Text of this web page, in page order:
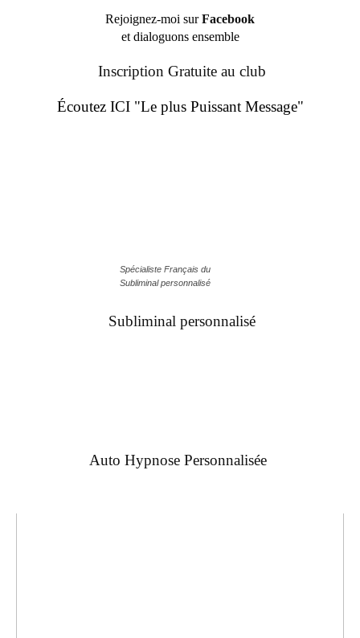
Rejoignez-moi surFacebook
et dialoguons ensemble
Inscription Gratuite au club
Écoutez ICI "Le plus Puissant Message"
Spécialiste Français du
Subliminal personnalisé
Subliminal personnalisé
Auto Hypnose Personnalisée